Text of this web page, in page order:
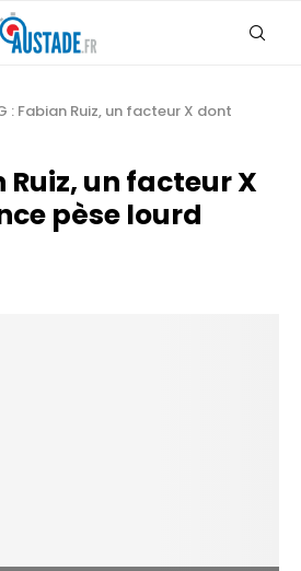
: Fabian Ruiz, un facteur X dont
Ruiz, un facteur X
pèse lourd